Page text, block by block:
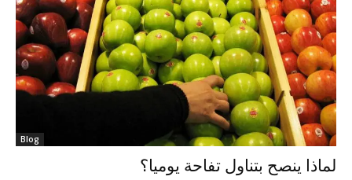
Blog
لماذا ينصح بتناول تفاحة يوميا؟